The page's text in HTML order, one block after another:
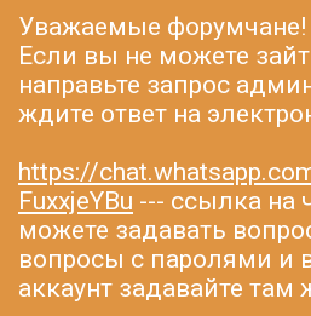
Уважаемые форумчане!
Если вы не можете
направьте запрос
ждите ответ на
https://
FuxxjeYBu --- ссылка на
можете задавать
вопросы с паролями и
аккаунт задавайте